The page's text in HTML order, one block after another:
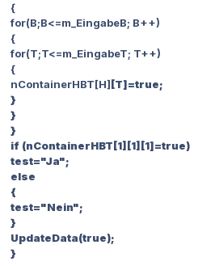
{
for(B;B<=m_EingabeB; B++)
{
for(T;T<=m_EingabeT; T++)
{
nContainerHBT[H][T]=true;
}
}
}
if (nContainerHBT[1][1][1]=true)
test="Ja";
else
{
test="Nein";
}
UpdateData(true);
}